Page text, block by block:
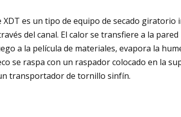
es un tipo de equipo de secado giratorio
del canal. El calor se transfiere a la
a la película de materiales, evapora la
se raspa con un raspador colocado en la
transportador de tornillo sinfín.